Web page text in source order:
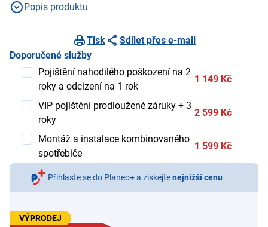
Popis produktu
Tisk
Sdílet přes e-mail
Doporučené služby
Pojištění nahodilého poškození na 2
roky a odcizení na 1 rok
1 149 Kč
VIP pojištění prodloužené záruky + 3
roky
2 599 Kč
Montáž a instalace kombinovaného
spotřebiče
1 599 Kč
Přihlaste se do Planeo+ a získejtenejnižší cenu
VÝPRODEJ